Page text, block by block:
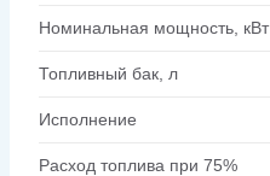
Номинальная мощность, кВт
Топливный бак, л
Исполнение
Расход топлива при 75%